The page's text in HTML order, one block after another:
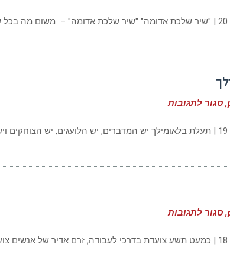
|
סגור לתגובות
|
תעלת
סגור לתגובות
|